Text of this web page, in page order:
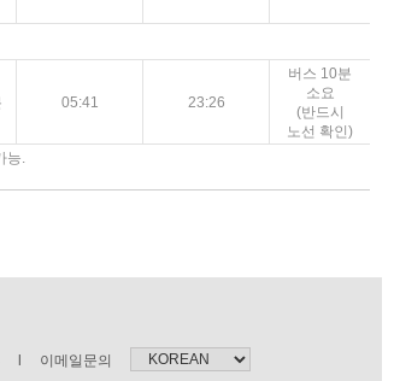
05:41 23:26
버스 10분
소요
(반드시
노선 확인)
능.
이메일문의